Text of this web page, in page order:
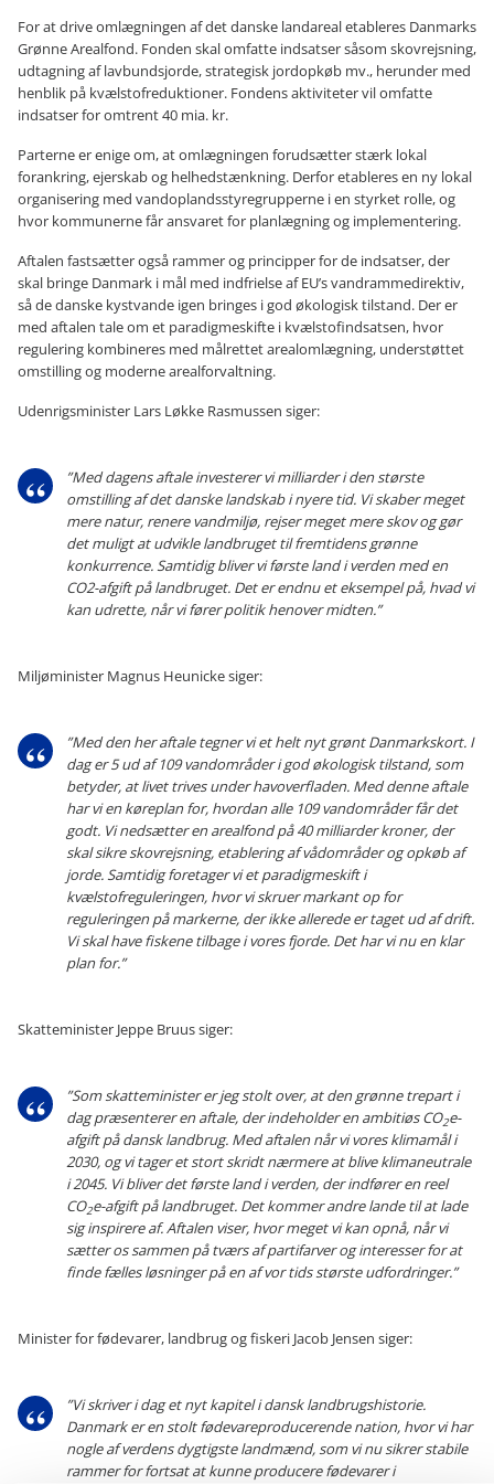
For at drive omlægningen af det danske landareal etableres Danmarks
Grønne Arealfond. Fonden skal omfatte indsatser såsom skovrejsning,
udtagning af lavbundsjorde, strategisk jordopkøb mv., herunder med
henblik på kvælstofreduktioner. Fondens aktiviteter vil omfatte
indsatser for omtrent 40 mia. kr.
Parterne er enige om, at omlægningen forudsætter stærk lokal
forankring, ejerskab og helhedstænkning. Derfor etableres en ny lokal
organisering med vandoplandsstyregrupperne i en styrket rolle, og
hvor kommunerne får ansvaret for planlægning og implementering.
Aftalen fastsætter også rammer og principper for de indsatser, der
skal bringe Danmark i mål med indfrielse af EU’s vandrammedirektiv,
så de danske kystvande igen bringes i god økologisk tilstand. Der er
med aftalen tale om et paradigmeskifte i kvælstofindsatsen, hvor
regulering kombineres med målrettet arealomlægning, understøttet
omstilling og moderne arealforvaltning.
Udenrigsminister Lars Løkke Rasmussen siger:
”Med dagens aftale investerer vi milliarder i den største
omstilling af det danske landskab i nyere tid. Vi skaber meget
mere natur, renere vandmiljø, rejser meget mere skov og gør
det muligt at udvikle landbruget til fremtidens grønne
konkurrence. Samtidig bliver vi første land i verden med en
CO2-afgift på landbruget. Det er endnu et eksempel på, hvad vi
kan udrette, når vi fører politik henover midten.”
Miljøminister Magnus Heunicke siger:
”Med den her aftale tegner vi et helt nyt grønt Danmarkskort. I
dag er 5 ud af 109 vandområder i god økologisk tilstand, som
betyder, at livet trives under havoverfladen. Med denne aftale
har vi en køreplan for, hvordan alle 109 vandområder får det
godt. Vi nedsætter en arealfond på 40 milliarder kroner, der
skal sikre skovrejsning, etablering af vådområder og opkøb af
jorde. Samtidig foretager vi et paradigmeskift i
kvælstofreguleringen, hvor vi skruer markant op for
reguleringen på markerne, der ikke allerede er taget ud af drift.
Vi skal have fiskene tilbage i vores fjorde. Det har vi nu en klar
plan for.”
Skatteminister Jeppe Bruus siger:
”Som skatteminister er jeg stolt over, at den grønne trepart i
dag præsenterer en aftale, der indeholder en ambitiøs CO2e-
afgift på dansk landbrug. Med aftalen når vi vores klimamål i
2030, og vi tager et stort skridt nærmere at blive klimaneutrale
i 2045. Vi bliver det første land i verden, der indfører en reel
CO2e-afgift på landbruget. Det kommer andre lande til at lade
sig inspirere af. Aftalen viser, hvor meget vi kan opnå, når vi
sætter os sammen på tværs af partifarver og interesser for at
finde fælles løsninger på en af vor tids største udfordringer.”
Minister for fødevarer, landbrug og fiskeri Jacob Jensen siger:
”Vi skriver i dag et nyt kapitel i dansk landbrugshistorie.
Danmark er en stolt fødevareproducerende nation, hvor vi har
nogle af verdens dygtigste landmænd, som vi nu sikrer stabile
rammer for fortsat at kunne producere fødevarer i